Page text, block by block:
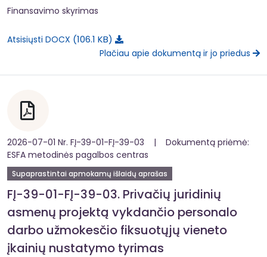
Finansavimo skyrimas
Atsisiųsti DOCX 106.1 KB
Plačiau apie dokumentą ir jo priedus
2026-07-01 Nr. FĮ-39-01-FĮ-39-03 | Dokumentą priėmė:
ESFA metodinės pagalbos centras
Supaprastintai apmokamų išlaidų aprašas
FĮ-39-01-FĮ-39-03. Privačių juridinių
asmenų projektą vykdančio personalo
darbo užmokesčio fiksuotųjų vieneto
įkainių nustatymo tyrimas